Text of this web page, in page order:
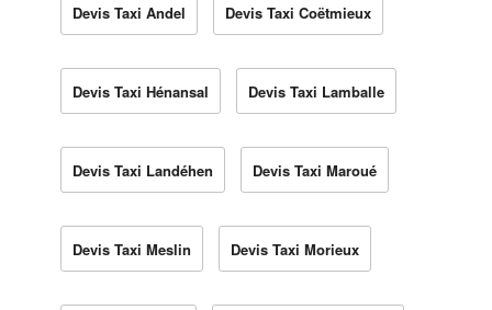
Devis Taxi Andel Devis Taxi Coëtmieux
Devis Taxi Hénansal Devis Taxi Lamballe
Devis Taxi Landéhen Devis Taxi Maroué
Devis Taxi Meslin Devis Taxi Morieux